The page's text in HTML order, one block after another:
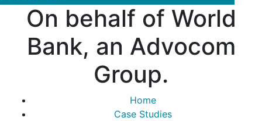
On behalf of World
Bank, an Advocom
Group.
Home
Case Studies